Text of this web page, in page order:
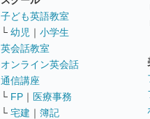
子ども英語教室
└ 幼児 ｜ 小学生
英会話教室
オンライン英会話
通信講座
└ FP ｜ 医療事務
└ 宅建 ｜ 簿記